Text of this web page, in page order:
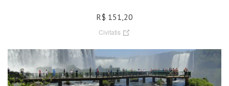
R$ 151,20
Civitatis